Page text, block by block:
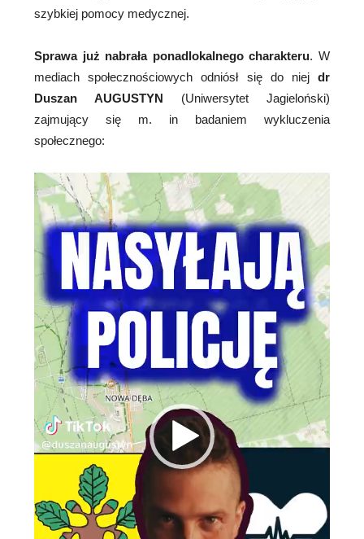
szybkiej pomocy medycznej.
Sprawa już nabrała ponadlokalnego charakteru. W
mediach społecznościowych odniósł się do niej dr
Duszan AUGUSTYN (Uniwersytet Jagieloński)
zajmujący się m. in badaniem wykluczenia
społecznego:
Odtwarzacz
video